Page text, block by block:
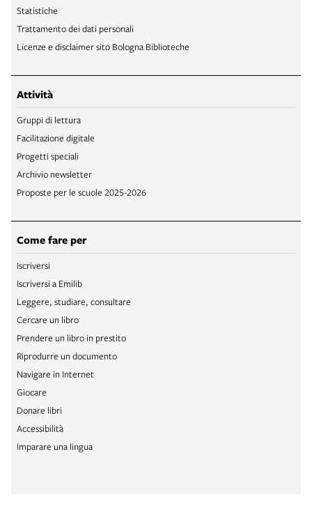
Statistiche
Trattamento dei dati personali
Licenze e disclaimer sito Bologna Biblioteche
Attività
Gruppi di lettura
Facilitazione digitale
Progetti speciali
Archivio newsletter
Proposte per le scuole 2025-2026
Come fare per
Iscriversi
Iscriversi a Emilib
Leggere, studiare, consultare
Cercare un libro
Prendere un libro in prestito
Riprodurre un documento
Navigare in Internet
Giocare
Donare libri
Accessibilità
Imparare una lingua